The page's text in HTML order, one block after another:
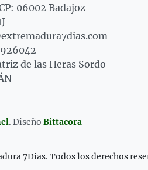
06002 Badajoz
de las Heras Sordo
. Diseño Bittacora
7Dias. Todos los derechos